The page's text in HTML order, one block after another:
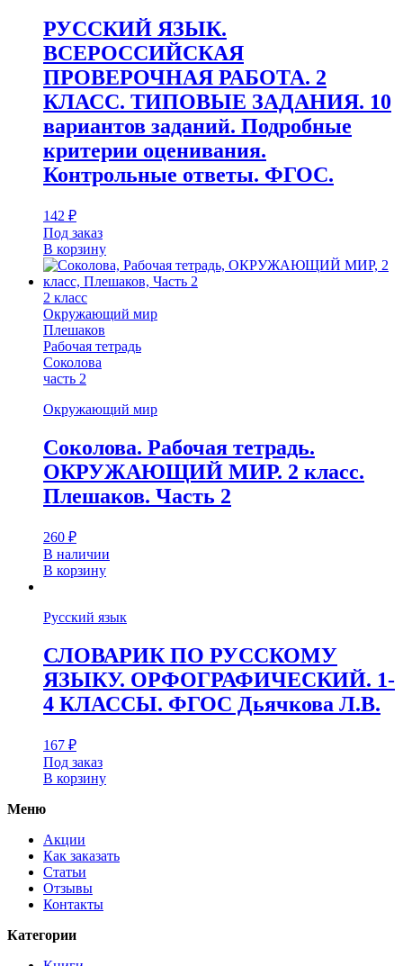
РУССКИЙ ЯЗЫК.
ВСЕРОССИЙСКАЯ
ПРОВЕРОЧНАЯ РАБОТА. 2
КЛАСС. ТИПОВЫЕ ЗАДАНИЯ. 10
вариантов заданий. Подробные
критерии оценивания.
Контрольные ответы. ФГОС.
142 ₽
Под заказ
В корзину
2 класс
Окружающий мир
Плешаков
Рабочая тетрадь
Соколова
часть 2
Окружающий мир
Соколова. Рабочая тетрадь.
ОКРУЖАЮЩИЙ МИР. 2 класс.
Плешаков. Часть 2
260 ₽
В наличии
В корзину
Русский язык
СЛОВАРИК ПО РУССКОМУ
ЯЗЫКУ. ОРФОГРАФИЧЕСКИЙ. 1-
4 КЛАССЫ. ФГОС Дьячкова Л.В.
167 ₽
Под заказ
В корзину
Меню
Акции
Как заказать
Статьи
Отзывы
Контакты
Категории